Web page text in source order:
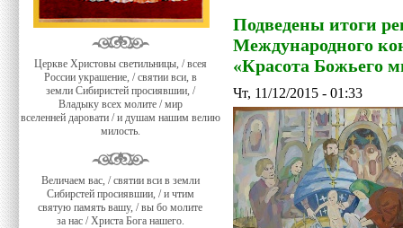
Церкве Христовы светильницы, / всея
России украшение, / святии вси, в
земли Сибиристей просиявшии, /
Владыку всех молите / мир
вселенней даровати / и душам нашим велию
милость.
Величаем вас, / святии вси в земли
Сибирстей просиявшии, / и чтим
святую память вашу, / вы бо молите
за нас / Христа Бога нашего.
Подведены итоги
Международного
«Красота Божьего
Чт, 11/12/2015 - 01:33